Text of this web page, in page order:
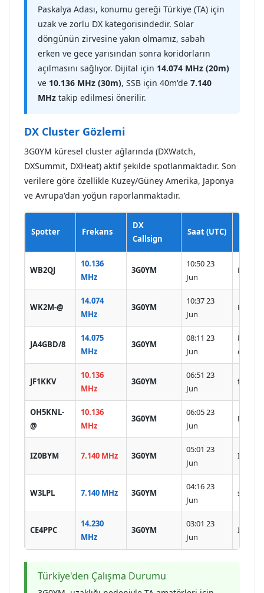
Paskalya Adası, konumu gereği Türkiye (TA) için
uzak ve zorlu DX kategorisindedir. Solar
döngünün zirvesine yakın olmamız, sabah
erken ve gece yarısından sonra koridorların
açılmasını sağlıyor. Dijital için 14.074 MHz (20m)
ve 10.136 MHz (30m), SSB için 40m'de 7.140
MHz takip edilmesi önerilir.
DX Cluster Gözlemi
3G0YM küresel cluster ağlarında (DXWatch,
DXSummit, DXHeat) aktif şekilde spotlanmaktadır. Son
verilere göre özellikle Kuzey/Güney Amerika, Japonya
ve Avrupa'dan yoğun raporlanmaktadır.
Spotter Frekans
DX
Callsign
Saat (UTC)
WB2QJ
10.136
MHz
3G0YM
10:50 23
Jun
FT8
WK2M-@
14.074
MHz
3G0YM
10:37 23
Jun
FT8
JA4GBD/8
14.075
MHz
3G0YM
08:11 23
Jun
FT8
open
JF1KKV
10.136
MHz
3G0YM
06:51 23
Jun
ft8 cq
OH5KNL-
@
10.136
MHz
3G0YM
06:05 23
Jun
FT8
IZ0BYM 7.140 MHz 3G0YM
05:01 23
Jun
IOTA
W3LPL 7.140 MHz 3G0YM
04:16 23
Jun
CE4PPC
14.230
MHz
3G0YM
03:01 23
Jun
IOTA
Türkiye'den Çalışma Durumu